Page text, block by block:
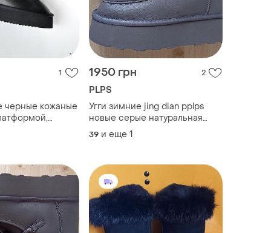
1
черные кожаные
1950 грн 2
PLPS
Угги зимние jing dian pplps
новые серые натуральная
кожа и мех р.39.41 на
платформе
39 и еще 1